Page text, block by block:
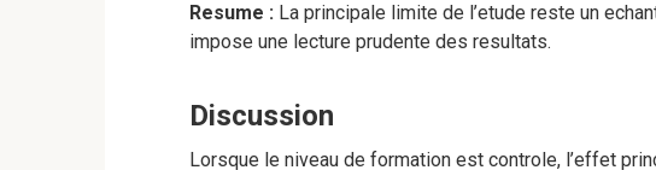
Resume : La principale limite de l’etude reste un
impose une lecture prudente des resultats.
Discussion
Lorsque le niveau de formation est controle, l’effet